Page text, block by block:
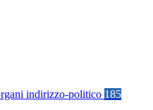
indirizzo-politico 185